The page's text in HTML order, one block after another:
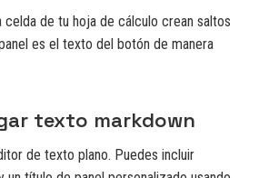
celda de tu hoja de cálculo crean saltos
es el texto del botón de manera
texto markdown
de texto plano. Puedes incluir